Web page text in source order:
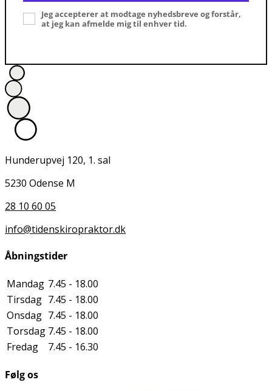
Jeg accepterer at modtage nyhedsbreve og forstår,
at jeg kan afmelde mig til enhver tid.
Hunderupvej 120, 1. sal
5230 Odense M
28 10 60 05
info@tidenskiropraktor.dk
Åbningstider
Mandag 7.45 - 18.00
Tirsdag 7.45 - 18.00
Onsdag 7.45 - 18.00
Torsdag 7.45 - 18.00
Fredag
7.45 - 16.30
Følg os